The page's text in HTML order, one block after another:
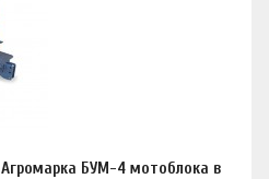
БУМ-4 мотоблока в